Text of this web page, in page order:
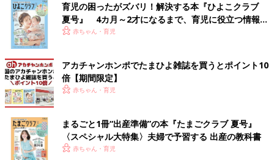
育児の困ったがズバリ！解決する本『ひよこクラブ
夏号』 4カ月～2才になるまで、育児に役立つ情報が
いっぱい！
赤ちゃん・育児
アカチャンホンポでたまひよ雑誌を買うとポイント10
倍【期間限定】
赤ちゃん・育児
まるごと1冊“出産準備”の本『たまごクラブ 夏号』
〈スペシャル大特集〉夫婦で予習する 出産の教科書
赤ちゃん・育児